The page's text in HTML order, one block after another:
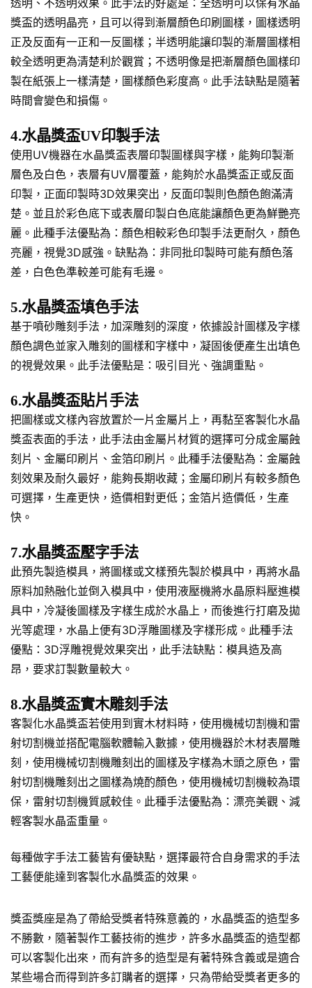
獎盃的透明晶亮，且可以得到漸層顏色印刷圖樣，圖樣透明
正及反面有一正和一反圖樣；半透明能讓印製的漸層圖樣相
較全透明更為清楚利於觀賞；不透明像是把漸層顏色圖樣印
製在紙張上一樣清楚，圖樣顏色彩度高。此手法缺點是隨著
時間會變色和損傷。
4.水晶獎盃UV印製手法
使用UV機器在水晶獎盃表層印製圖樣與字樣，能夠印製漸
層色及白色，表層有UV層覆蓋，能夠於水晶獎盃正或反面
印製，正面印製時3D效果突出，反面印製則色顏色飽滿清
楚。並且於彩色底下或表層印製白色底能讓顏色更為鮮艷亮
麗。此種手法優點為：顏色相較彩色印製手法更耐久，顏色
亮麗，視覺3D感強。缺點為：非同批印製時可能有顏色落
差，白色色準較差可能有毛邊。
5.水晶獎盃填色手法
基于噴砂雕刻手法，加深雕刻的深度，依據設計圖樣及字樣
顏色調色並家入雕刻的圖樣和字樣中，凝固後便產生出填色
的視覺效果。此手法優點是：吸引目光、強調重點。
6.水晶獎盃貼片手法
把圖樣或文樣內容放置於一片金屬片上，再黏至客製化水晶
獎盃表面的手法，此手法由金屬片材質的選擇可分成金屬蝕
刻片、金屬印刷片、金箔印刷片。此種手法優點為：金屬蝕
刻效果及耐久最好，能夠長期收藏；金屬印刷片有較多顏色
可選擇，生產更快，造價相對更低；金箔片造價低，生產
快。
7.水晶獎盃壓字手法
此預先製造模具，將圖樣或文樣預先製於模具中，再將水晶
原料加熱融化並倒入模具中，使用液壓機將水晶原料壓進模
具中，冷凝後圖樣及字樣生成於水晶上，而後進行打磨及拋
光等處理，水晶上便有3D浮雕圖樣及字樣形成。此種手法
優點：3D浮雕視覺效果突出，此手法缺點：模具造及高
昂，要求訂製數量較大。
8.水晶獎盃實木雕刻手法
客製化水晶獎盃若使用到實木材料時，使用機械切割機和雷
射切割機並搭配電腦軟體輸入數據，使用機器於木材表層雕
刻，使用機械切割機雕刻出的圖樣及字樣為木頭之原色，雷
射切割機雕刻出之圖樣為燒酌顏色，使用機械切割機較為環
保，雷射切割機質感較佳。此種手法優點為：漂亮美觀、減
輕客製水晶盃重量。
每種做字手法工藝皆有優缺點，選擇最符合自身需求的手法
工藝便能達到客製化水晶獎盃的效果。
獎盃獎座是為了帶給受獎者特殊意義的，水晶獎盃的造型多
不勝數，隨著製作工藝技術的進步，許多水晶獎盃的造型都
可以客製化出來，而有許多的造型是有著特殊含義或是適合
某些場合而得到許多訂購者的選擇，只為帶給受獎者更多的